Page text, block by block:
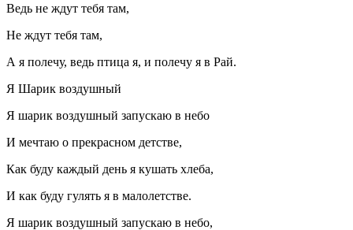
Ведь не ждут тебя там,
Не ждут тебя там,
А я полечу, ведь птица я, и полечу я в Рай.
Я Шарик воздушный
Я шарик воздушный запускаю в небо
И мечтаю о прекрасном детстве,
Как буду каждый день я кушать хлеба,
И как буду гулять я в малолетстве.
Я шарик воздушный запускаю в небо,